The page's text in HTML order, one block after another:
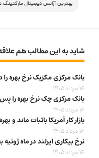
بهترین آژانس دیجیتال مارکتینگ
شاید به این مطالب هم
بانک مرکزی مکزیک نرخ بهره را در ۶/۵ درصد حفظ
16 مرداد 1405
بانک مرکزی چک نرخ بهره را
16 مرداد 1405
بازار کار آمریکا باثبات ماند و
16 مرداد 1405
نرخ بیکاری ایرلند در ماه ژوئیه به ۵/۱ درصد
16 مرداد 1405